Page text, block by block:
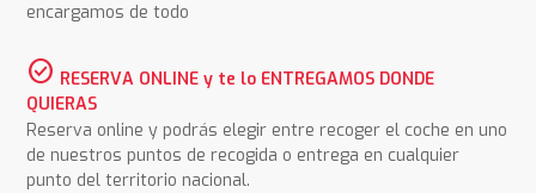
encargamos de todo
check_circle RESERVA ONLINE y te lo ENTREGAMOS DONDE
QUIERAS
Reserva online y podrás elegir entre recoger el coche en uno
de nuestros puntos de recogida o entrega en cualquier
punto del territorio nacional.